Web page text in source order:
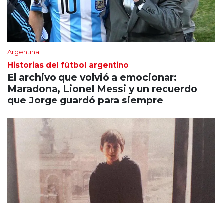
Argentina
Historias del fútbol argentino
El archivo que volvió a emocionar:
Maradona, Lionel Messi y un recuerdo
que Jorge guardó para siempre